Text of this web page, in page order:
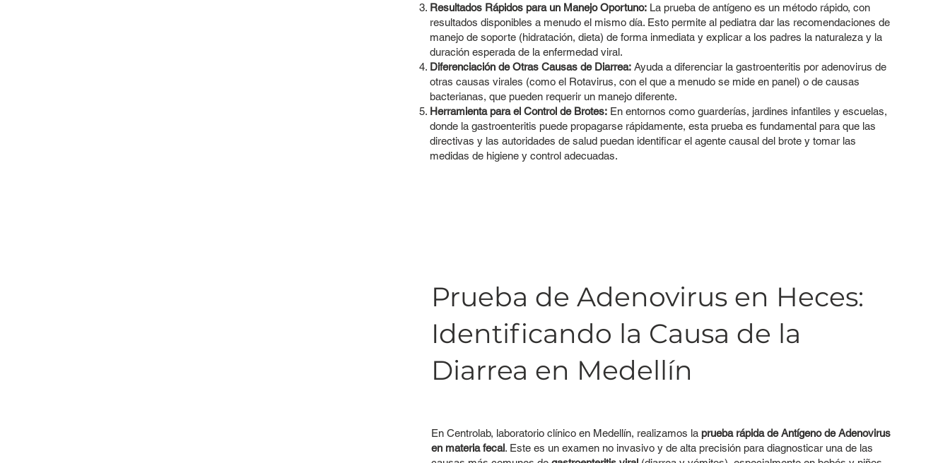
Resultados Rápidos para un Manejo Oportuno: La prueba de antígeno es un método rápido, con
resultados disponibles a menudo el mismo día. Esto permite al pediatra dar las recomendaciones de
manejo de soporte (hidratación, dieta) de forma inmediata y explicar a los padres la naturaleza y la
duración esperada de la enfermedad viral.
Diferenciación de Otras Causas de Diarrea: Ayuda a diferenciar la gastroenteritis por adenovirus de
otras causas virales (como el Rotavirus, con el que a menudo se mide en panel) o de causas
bacterianas, que pueden requerir un manejo diferente.
Herramienta para el Control de Brotes: En entornos como guarderías, jardines infantiles y escuelas,
donde la gastroenteritis puede propagarse rápidamente, esta prueba es fundamental para que las
directivas y las autoridades de salud puedan identificar el agente causal del brote y tomar las
medidas de higiene y control adecuadas.
Prueba de Adenovirus en Heces:
Identificando la Causa de la
Diarrea en Medellín
En Centrolab, laboratorio clínico en Medellín, realizamos laprueba rápida de Antígeno de Adenovirus
en materia fecal. Este es un examen no invasivo y de alta precisión para diagnosticar una de las